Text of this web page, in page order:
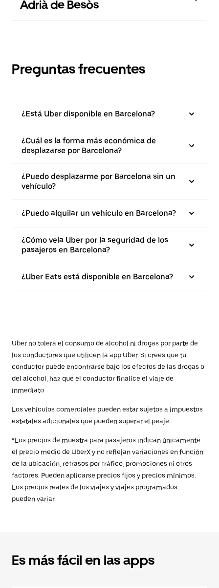
Adrià de Besòs
Preguntas frecuentes
¿Está Uber disponible en Barcelona?
¿Cuál es la forma más económica de
desplazarse por Barcelona?
¿Puedo desplazarme por Barcelona sin un
vehículo?
¿Puedo alquilar un vehículo en Barcelona?
¿Cómo vela Uber por la seguridad de los
pasajeros en Barcelona?
¿Uber Eats está disponible en Barcelona?
Uber no tolera el consumo de alcohol ni drogas por parte de
los conductores que utilicen la app Uber. Si crees que tu
conductor puede encontrarse bajo los efectos de las drogas o
del alcohol, haz que el conductor finalice el viaje de
inmediato.
Los vehículos comerciales pueden estar sujetos a impuestos
estatales adicionales que pueden superar el peaje.
*Los precios de muestra para pasajeros indican únicamente
el precio medio de UberX y no reflejan variaciones en función
de la ubicación, retrasos por tráfico, promociones ni otros
factores. Pueden aplicarse precios fijos y precios mínimos.
Los precios reales de los viajes y viajes programados
pueden variar.
Es más fácil en las apps